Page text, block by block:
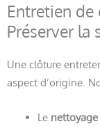
Entretien de
Préserver la
Une clôture
aspect d’origine.
Le nettoyage